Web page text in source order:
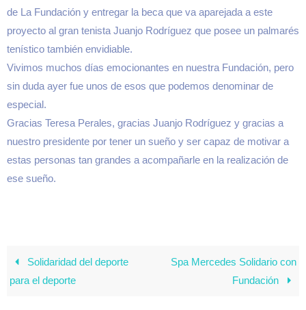
de La Fundación y entregar la beca que va aparejada a este
proyecto al gran tenista Juanjo Rodríguez que posee un palmarés
tenístico también envidiable.
Vivimos muchos días emocionantes en nuestra Fundación, pero
sin duda ayer fue unos de esos que podemos denominar de
especial.
Gracias Teresa Perales, gracias Juanjo Rodríguez y gracias a
nuestro presidente por tener un sueño y ser capaz de motivar a
estas personas tan grandes a acompañarle en la realización de
ese sueño.
Solidaridad del deporte
para el deporte
Spa Mercedes Solidario con
Fundación